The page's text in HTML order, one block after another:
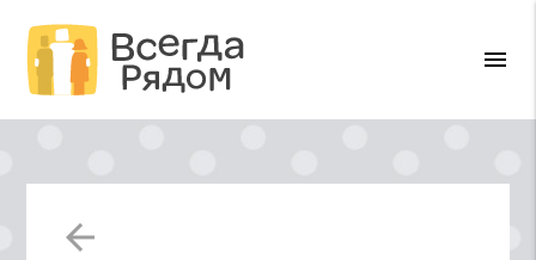
menu
arrow_back